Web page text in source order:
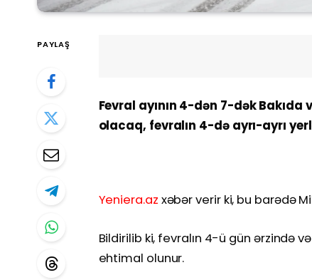
PAYLAŞ
Fevral ayının 4-dən 7-dək Bakıda
olacaq, fevralın 4-də ayrı-ayrı
Yeniera.az xəbər verir ki, bu barədə
Bildirilib ki, fevralın 4-ü gün ərzində
ehtimal olunur.